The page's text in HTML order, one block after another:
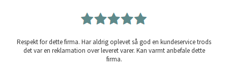
Respekt for dette firma. Har aldrig oplevet så god en kundeservice trods
det var en reklamation over leveret varer. Kan varmt anbefale dette
firma.